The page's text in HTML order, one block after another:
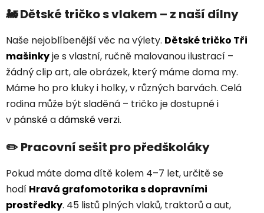
🚂 Dětské tričko s vlakem – z naší dílny
Naše nejoblíbenější věc na výlety. Dětské tričko Tři
mašinkyje s vlastní, ručně malovanou ilustrací –
žádný clip art, ale obrázek, který máme doma my.
Máme ho pro kluky i holky, v různých barvách. Celá
rodina může být sladěná – tričko je dostupné i
v pánskéadámské verzi.
✏️ Pracovní sešit pro předškoláky
Pokud máte doma dítě kolem 4–7 let, určitě se
hodí Hravá grafomotorika s dopravními
prostředky. 45 listů plných vlaků, traktorů a aut,